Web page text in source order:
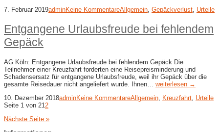
7. Februar 2019adminKeine KommentareAllgemein Gepäckverlust Urteile
Entgangene Urlaubsfreude bei fehlendem
Gepäck
AG Köln: Entgangene Urlaubsfreude bei fehlendem Gepäck Die
Teilnehmer einer Kreuzfahrt forderten eine Reisepreisminderung und
Schadensersatz für entgangene Urlaubsfreude, weil ihr Gepäck über die
gesamte Reisedauer nicht angeliefert wurde. Ihnen… weiterlesen →
10. Dezember 2018adminKeine KommentareAllgemein Kreuzfahrt Urteile
Seite 1 von 21 2
Nächste Seite »